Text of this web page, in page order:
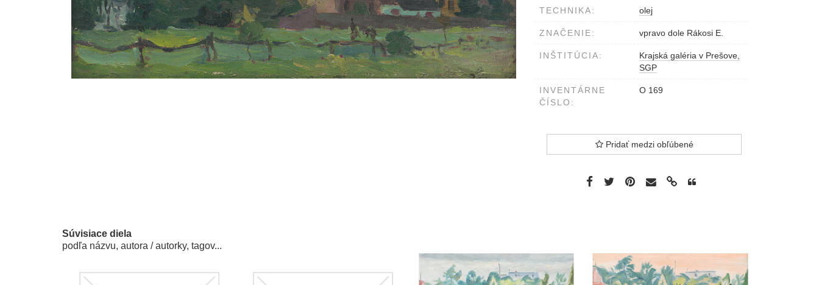
TECHNIKA: olej
ZNAČENIE: vpravo dole Rákosi E.
INŠTITÚCIA:
Krajská galéria v Prešove,
SGP
INVENTÁRNE
ČÍSLO:
O 169
Pridať medzi obľúbené
Súvisiace diela
podľa názvu, autora / autorky, tagov...